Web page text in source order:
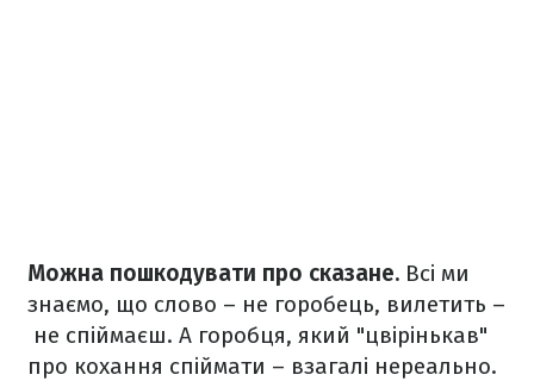
Можна пошкодувати про сказане. Всі ми
знаємо, що слово – не горобець, вилетить –
не спіймаєш. А горобця, який "цвірінькав"
про кохання спіймати – взагалі нереально.